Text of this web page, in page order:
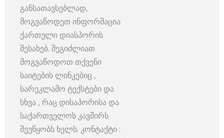
განსათავსებლად,
მოგვაწოდეთ ინფორმაცია
ქართული დიასპორის
შესახებ. შეგიძლიათ
მოგვაწოდოთ თქვენი
საიტების ლინკებიც ,
სარეკლამო ტექსტები და
სხვა , რაც დისაპორისა და
საქართველოს კავშირს
შეუწყობს ხელს. კონტაქტი :